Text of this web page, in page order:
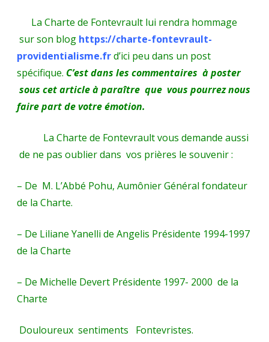
La Charte de Fontevrault lui rendra hommage
sur son blog https://charte-fontevrault-
providentialisme.frd’ici peu dans un post
spécifique. C’est dans les commentaires à poster
sous cet article à paraître que vous pourrez nous
faire part de votre émotion.
La Charte de Fontevrault vous demande aussi
de ne pas oublier dans vos prières le souvenir :
– De M. L’Abbé Pohu, Aumônier Général fondateur
de la Charte.
– De Liliane Yanelli de Angelis Présidente 1994-1997
de la Charte
– De Michelle Devert Présidente 1997- 2000 de la
Charte
Douloureux sentiments Fontevristes.